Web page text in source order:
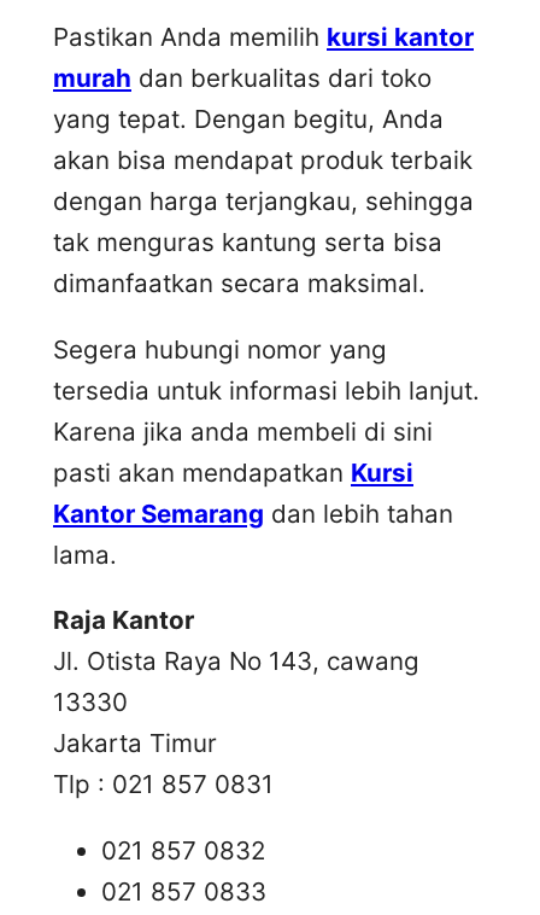
Pastikan Anda memilih kursi kantor
murah dan berkualitas dari toko
yang tepat. Dengan begitu, Anda
akan bisa mendapat produk terbaik
dengan harga terjangkau, sehingga
tak menguras kantung serta bisa
dimanfaatkan secara maksimal.
Segera hubungi nomor yang
tersedia untuk informasi lebih lanjut.
Karena jika anda membeli di sini
pasti akan mendapatkan Kursi
Kantor Semarang dan lebih tahan
lama.
Raja Kantor
Jl. Otista Raya No 143, cawang
13330
Jakarta Timur
Tlp : 021 857 0831
021 857 0832
021 857 0833